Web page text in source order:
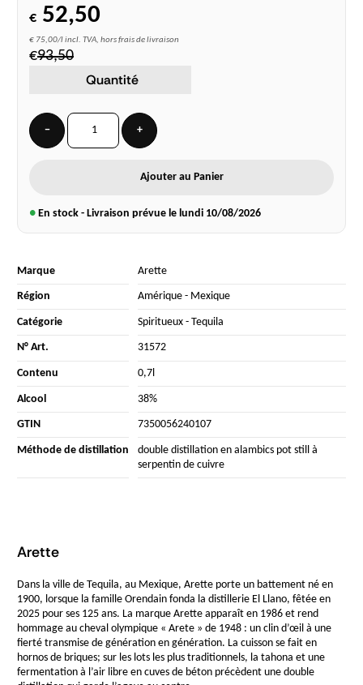
€ 52,50
€ 75,00/l incl. TVA, hors frais de livraison
€93,50
Quantité
− +
Ajouter au Panier
● En stock - Livraison prévue le lundi 10/08/2026
Marque Arette
Région Amérique- Mexique
Catégorie Spiritueux- Tequila
N° Art. 31572
Contenu 0,7l
Alcool 38%
GTIN 7350056240107
Méthode de distillation
double distillation en alambics pot still à
serpentin de cuivre
Arette
Dans la ville de Tequila, au Mexique, Arette porte un battement né en
1900, lorsque la famille Orendain fonda la distillerie El Llano, fêtée en
2025 pour ses 125 ans. La marque Arette apparaît en 1986 et rend
hommage au cheval olympique « Arete » de 1948 : un clin d’œil à une
fierté transmise de génération en génération. La cuisson se fait en
hornos de briques; sur les lots les plus traditionnels, la tahona et une
fermentation à l’air libre en cuves de béton précèdent une double